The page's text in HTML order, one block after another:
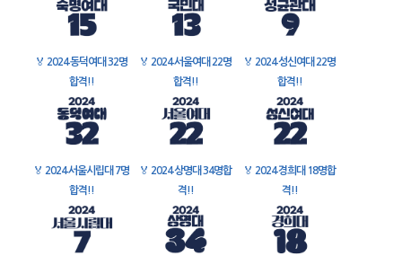
🏅 2024 동덕여대 32명
합격!!
🏅 2024 서울여대 22명
합격!!
🏅 2024 성신여대 22명
합격!!
🏅 2024 서울시립대 7명
합격!!
🏅 2024 상명대 34명합
격!!
🏅 2024 경희대 18명합
격!!